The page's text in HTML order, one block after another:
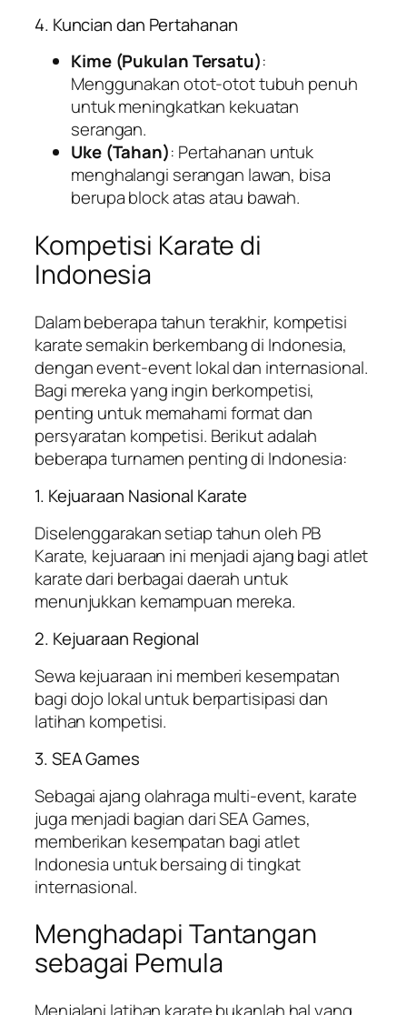
4. Kuncian dan Pertahanan
Kime (Pukulan Tersatu):
Menggunakan otot-otot tubuh penuh
untuk meningkatkan kekuatan
serangan.
Uke (Tahan): Pertahanan untuk
menghalangi serangan lawan, bisa
berupa block atas atau bawah.
Kompetisi Karate di
Indonesia
Dalam beberapa tahun terakhir, kompetisi
karate semakin berkembang di Indonesia,
dengan event-event lokal dan internasional.
Bagi mereka yang ingin berkompetisi,
penting untuk memahami format dan
persyaratan kompetisi. Berikut adalah
beberapa turnamen penting di Indonesia:
1. Kejuaraan Nasional Karate
Diselenggarakan setiap tahun oleh PB
Karate, kejuaraan ini menjadi ajang bagi atlet
karate dari berbagai daerah untuk
menunjukkan kemampuan mereka.
2. Kejuaraan Regional
Sewa kejuaraan ini memberi kesempatan
bagi dojo lokal untuk berpartisipasi dan
latihan kompetisi.
3. SEA Games
Sebagai ajang olahraga multi-event, karate
juga menjadi bagian dari SEA Games,
memberikan kesempatan bagi atlet
Indonesia untuk bersaing di tingkat
internasional.
Menghadapi Tantangan
sebagai Pemula